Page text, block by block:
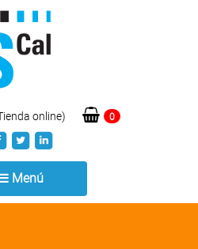
online) 0
Menú
navigation